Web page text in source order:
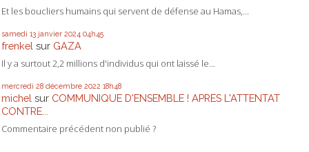
Et les boucliers humains qui servent de défense au Hamas,...
samedi 13 janvier 2024 04h45
frenkel sur GAZA
Il y a surtout 2,2 millions d'individus qui ont laissé le...
mercredi 28 décembre 2022 18h48
michel sur COMMUNIQUE D'ENSEMBLE ! APRES L'ATTENTAT
CONTRE...
Commentaire précédent non publié ?